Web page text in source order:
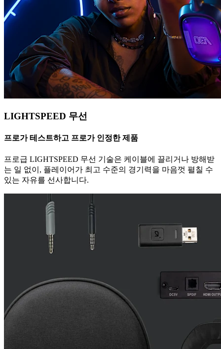
LIGHTSPEED 무선
프로가 테스트하고 프로가 인정한 제품
프로급 LIGHTSPEED 무선 기술은 케이블에 끌리거나 방해받
는 일 없이, 플레이어가 최고 수준의 경기력을 마음껏 펼칠 수
있는 자유를 선사합니다.